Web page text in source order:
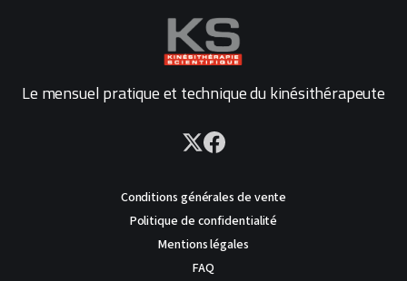
Le mensuel pratique et technique du kinésithérapeute
Conditions générales de vente
Politique de confidentialité
Mentions légales
FAQ